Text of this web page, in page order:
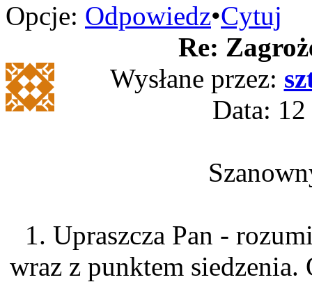
Opcje: Odpowiedz•Cytuj
Re:
Wysłane przez:
Data:
1. Upraszcza Pan -
wraz z punktem